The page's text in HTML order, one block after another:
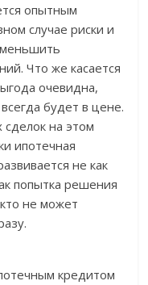
опытным
случае риски и
Что же касается
очевидна,
будет в цене.
сделок на этом
ипотечная
не как
попытка решения
не может
кредитом